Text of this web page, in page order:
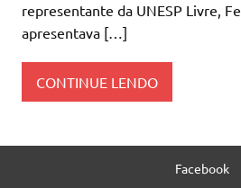
representante da UNESP Livre,
apresentava […]
CONTINUE LENDO
Facebook